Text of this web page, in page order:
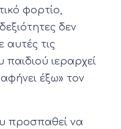
φορτίο,
δεν
αυτές τις
ιεραρχεί
έξω» τον
προσπαθεί να